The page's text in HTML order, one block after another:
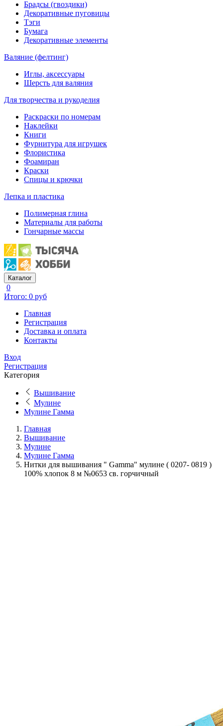
Брадсы (гвоздики)
Декоративные пуговицы
Тэги
Бумага
Декоративные элементы
Валяние (фелтинг)
Иглы, аксессуары
Шерсть для валяния
Для творчества и рукоделия
Раскраски по номерам
Наклейки
Книги
Фурнитура для игрушек
Флористика
Фоамиран
Краски
Спицы и крючки
Лепка и пластика
Полимерная глина
Материалы для работы
Гончарные массы
Каталог
0
Итого: 0 руб
Главная
Регистрация
Доставка и оплата
Контакты
Вход
Регистрация
Категория
Вышивание
Мулине
Мулине Гамма
Главная
Вышивание
Мулине
Мулине Гамма
Нитки для вышивания " Gamma" мулине ( 0207- 0819 )
100% хлопок 8 м №0653 св. горчичный